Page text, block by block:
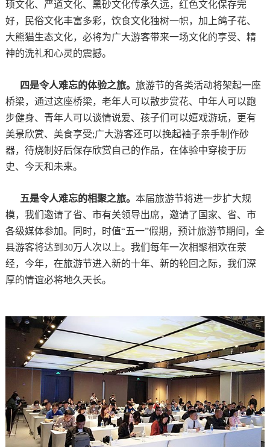
顼文化、严道文化、黑砂文化传承久远，红色文化保存完
好，民俗文化丰富多彩，饮食文化独树一帜，加上鸽子花、
大熊猫生态文化，必将为广大游客带来一场文化的享受、精
神的洗礼和心灵的震撼。
四是令人难忘的体验之旅。 旅游节的各类活动将架起一座
桥梁，通过这座桥梁，老年人可以散步赏花、中年人可以跑
步健身、青年人可以谈情说爱、孩子们可以嬉戏游玩，更有
美景欣赏、美食享受;广大游客还可以挽起袖子亲手制作砂
器，待烧制好后保存欣赏自己的作品，在体验中穿梭于历
史、今天和未来。
五是令人难忘的相聚之旅。 本届旅游节将进一步扩大规
模，我们邀请了省、市有关领导出席，邀请了国家、省、市
各级媒体参加。同时，时值“五一”假期，预计旅游节期间，全
县游客将达到30万人次以上。我们每年一次相聚相欢在荥
经，今年，在旅游节进入新的十年、新的轮回之际，我们深
厚的情谊必将地久天长。